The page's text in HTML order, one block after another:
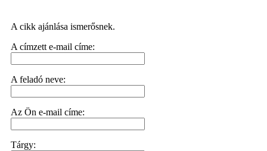
A cikk ajánlása ismerősnek.
A címzett e-mail címe:
A feladó neve:
Az Ön e-mail címe:
Tárgy: